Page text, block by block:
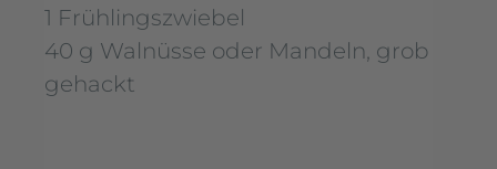
1 Frühlingszwiebel
40 g Walnüsse oder Mandeln, grob
gehackt